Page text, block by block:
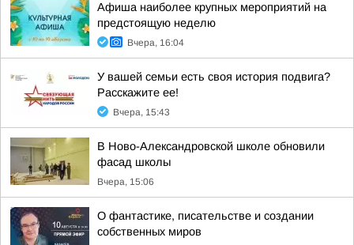
Афиша наиболее крупных мероприятий на
предстоящую неделю
Вчера, 16:04
У вашей семьи есть своя история подвига?
Расскажите ее!
Вчера, 15:43
В Ново-Александровской школе обновили
фасад школы
Вчера, 15:06
О фантастике, писательстве и создании
собственных миров